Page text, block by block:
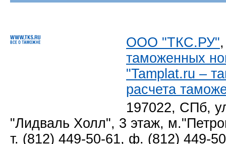
ООО "ТКС.РУ"
таможенных
"Tamplat.ru –
расчета
197022, СПб,
"Лидваль Холл", 3 этаж,
т. (812) 449-50-61, ф. (812) 449-